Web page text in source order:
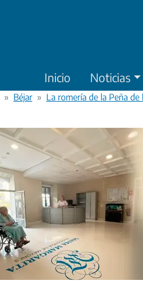
Inicio Noticias
Béjar La romería de la Peña